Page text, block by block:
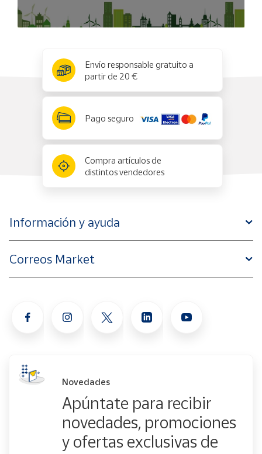
Envío responsable gratuito a
partir de 20 €
Pago seguro
Compra artículos de
distintos vendedores
Información y ayuda
Correos Market
Novedades
Apúntate para recibir
novedades, promociones
y ofertas exclusivas de